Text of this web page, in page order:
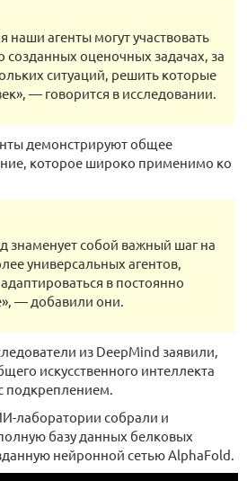
наши агенты могут участвовать
созданных оценочных задачах, за
ситуаций, решить которые
— говорится в исследовании.
демонстрируют общее
которое широко применимо ко
знаменует собой важный шаг на
универсальных агентов,
в постоянно
— добавили они.
из DeepMind заявили,
искусственного интеллекта
подкреплением.
лаборатории собрали и
базу данных белковых
нейронной сетью AlphaFold.